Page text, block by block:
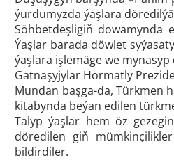
ýurdumyzda ýaşlara
Söhbetdeşligiň dowamynda
Ýaşlar barada döwlet
ýaşlara işlemäge we
Gatnaşyjylar Hormatly
Mundan başga-da, Türkmen
kitabynda beýan edilen
Talyp ýaşlar hem öz
döredilen giň
bildirdiler.